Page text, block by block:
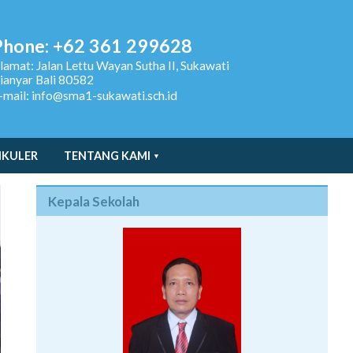
+62 361 299628
Jalan Lettu Wayan Sutha II, Sukawati
Bali 80582
mail: info@sma1-sukawati.sch.id
TENTANG KAMI
Kepala Sekolah